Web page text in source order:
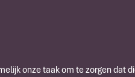
onze taak om te zorgen dat